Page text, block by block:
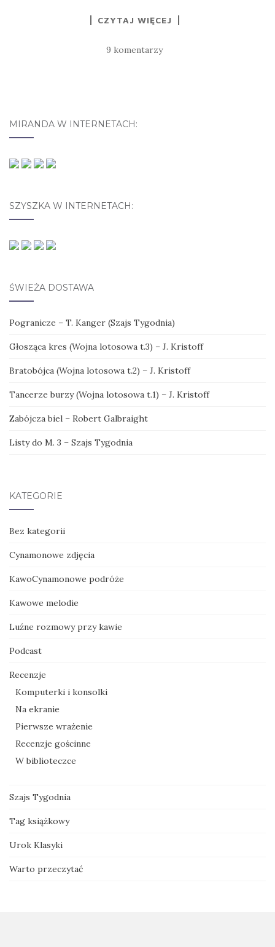
CZYTAJ WIĘCEJ
9 komentarzy
MIRANDA W INTERNETACH:
SZYSZKA W INTERNETACH:
ŚWIEŻA DOSTAWA
Pogranicze – T. Kanger (Szajs Tygodnia)
Głosząca kres (Wojna lotosowa t.3) – J. Kristoff
Bratobójca (Wojna lotosowa t.2) – J. Kristoff
Tancerze burzy (Wojna lotosowa t.1) – J. Kristoff
Zabójcza biel – Robert Galbraight
Listy do M. 3 – Szajs Tygodnia
KATEGORIE
Bez kategorii
Cynamonowe zdjęcia
KawoCynamonowe podróże
Kawowe melodie
Luźne rozmowy przy kawie
Podcast
Recenzje
Komputerki i konsolki
Na ekranie
Pierwsze wrażenie
Recenzje gościnne
W biblioteczce
Szajs Tygodnia
Tag książkowy
Urok Klasyki
Warto przeczytać